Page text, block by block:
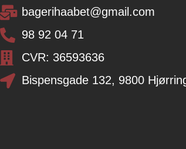
bagerihaabet@gmail.com
98 92 04 71
CVR: 36593636
Bispensgade 132, 9800